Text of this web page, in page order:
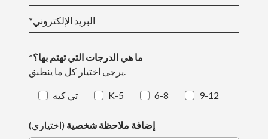
*البريد الإلكتروني
*ما هي الدرجات التي تهتم بها؟
يرجى اختيار كل ما ينطبق.
تي كيه K-5 6-8 9-12
إضافة ملاحظة شخصية (اختياري)